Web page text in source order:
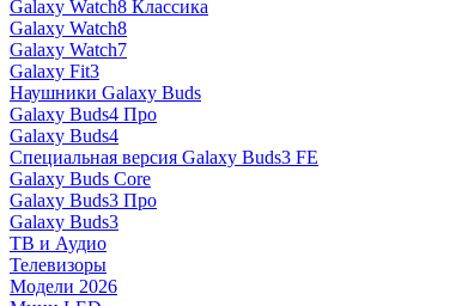
Galaxy Watch8 Классика
Galaxy Watch8
Galaxy Watch7
Galaxy Fit3
Наушники Galaxy Buds
Galaxy Buds4 Про
Galaxy Buds4
Специальная версия Galaxy Buds3 FE
Galaxy Buds Core
Galaxy Buds3 Про
Galaxy Buds3
ТВ и Аудио
Телевизоры
Модели 2026